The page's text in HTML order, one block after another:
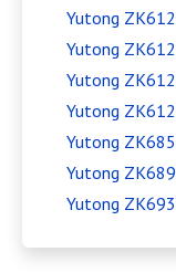
Yutong
Yutong
Yutong
Yutong
Yutong
Yutong
Yutong